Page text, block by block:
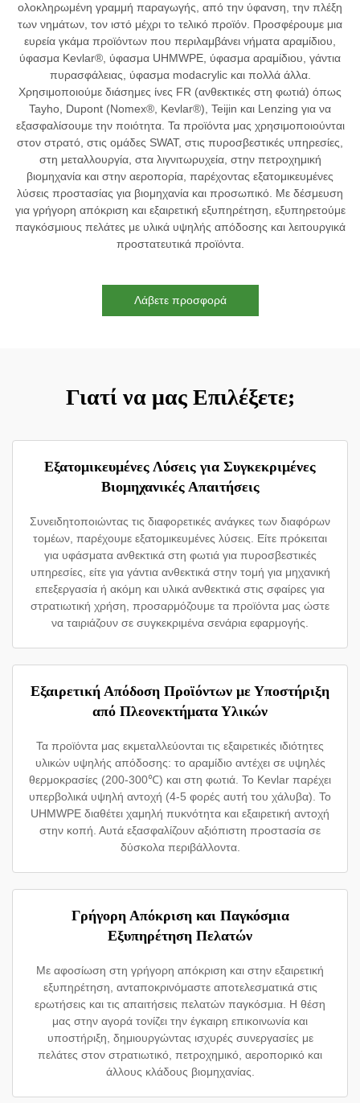
ολοκληρωμένη γραμμή παραγωγής, από την ύφανση, την πλέξη
των νημάτων, τον ιστό μέχρι το τελικό προϊόν. Προσφέρουμε μια
ευρεία γκάμα προϊόντων που περιλαμβάνει νήματα αραμίδιου,
ύφασμα Kevlar®, ύφασμα UHMWPE, ύφασμα αραμίδιου, γάντια
πυρασφάλειας, ύφασμα modacrylic και πολλά άλλα.
Χρησιμοποιούμε διάσημες ίνες FR (ανθεκτικές στη φωτιά) όπως
Tayho, Dupont (Nomex®, Kevlar®), Teijin και Lenzing για να
εξασφαλίσουμε την ποιότητα. Τα προϊόντα μας χρησιμοποιούνται
στον στρατό, στις ομάδες SWAT, στις πυροσβεστικές υπηρεσίες,
στη μεταλλουργία, στα λιγνιτωρυχεία, στην πετροχημική
βιομηχανία και στην αεροπορία, παρέχοντας εξατομικευμένες
λύσεις προστασίας για βιομηχανία και προσωπικό. Με δέσμευση
για γρήγορη απόκριση και εξαιρετική εξυπηρέτηση, εξυπηρετούμε
παγκόσμιους πελάτες με υλικά υψηλής απόδοσης και λειτουργικά
προστατευτικά προϊόντα.
Λάβετε προσφορά
Γιατί να μας Επιλέξετε;
Εξατομικευμένες Λύσεις για Συγκεκριμένες
Βιομηχανικές Απαιτήσεις
Συνειδητοποιώντας τις διαφορετικές ανάγκες των διαφόρων
τομέων, παρέχουμε εξατομικευμένες λύσεις. Είτε πρόκειται
για υφάσματα ανθεκτικά στη φωτιά για πυροσβεστικές
υπηρεσίες, είτε για γάντια ανθεκτικά στην τομή για μηχανική
επεξεργασία ή ακόμη και υλικά ανθεκτικά στις σφαίρες για
στρατιωτική χρήση, προσαρμόζουμε τα προϊόντα μας ώστε
να ταιριάζουν σε συγκεκριμένα σενάρια εφαρμογής.
Εξαιρετική Απόδοση Προϊόντων με Υποστήριξη
από Πλεονεκτήματα Υλικών
Τα προϊόντα μας εκμεταλλεύονται τις εξαιρετικές ιδιότητες
υλικών υψηλής απόδοσης: το αραμίδιο αντέχει σε υψηλές
θερμοκρασίες (200-300℃) και στη φωτιά. Το Kevlar παρέχει
υπερβολικά υψηλή αντοχή (4-5 φορές αυτή του χάλυβα). Το
UHMWPE διαθέτει χαμηλή πυκνότητα και εξαιρετική αντοχή
στην κοπή. Αυτά εξασφαλίζουν αξιόπιστη προστασία σε
δύσκολα περιβάλλοντα.
Γρήγορη Απόκριση και Παγκόσμια
Εξυπηρέτηση Πελατών
Με αφοσίωση στη γρήγορη απόκριση και στην εξαιρετική
εξυπηρέτηση, ανταποκρινόμαστε αποτελεσματικά στις
ερωτήσεις και τις απαιτήσεις πελατών παγκόσμια. Η θέση
μας στην αγορά τονίζει την έγκαιρη επικοινωνία και
υποστήριξη, δημιουργώντας ισχυρές συνεργασίες με
πελάτες στον στρατιωτικό, πετροχημικό, αεροπορικό και
άλλους κλάδους βιομηχανίας.